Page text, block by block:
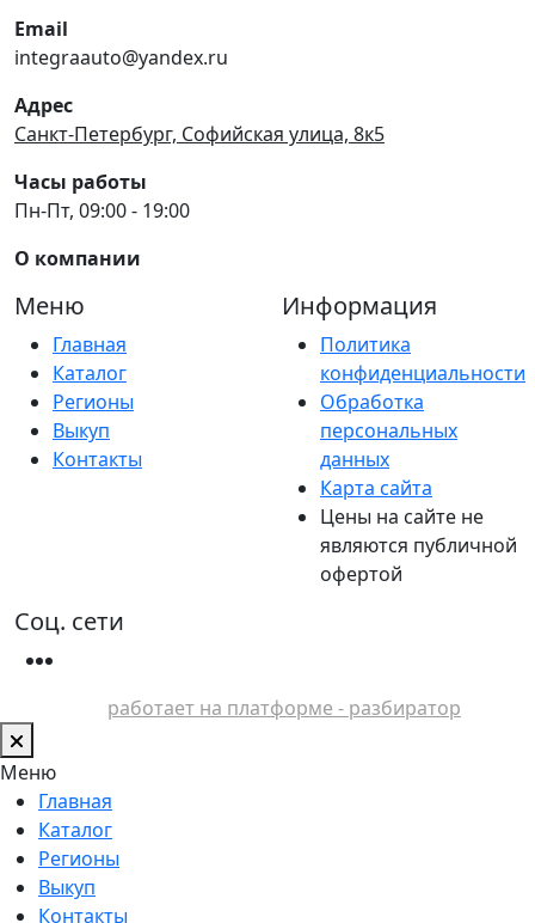
Email
integraauto@yandex.ru
Адрес
Санкт-Петербург, Софийская улица, 8к5
Часы работы
Пн-Пт, 09:00 - 19:00
О компании
Меню
Главная
Каталог
Регионы
Выкуп
Контакты
Информация
Политика
конфиденциальности
Обработка
персональных
данных
Карта сайта
Цены на сайте не
являются публичной
офертой
Соц. сети
работает на платформе - разбиратор
Меню
Главная
Каталог
Регионы
Выкуп
Контакты